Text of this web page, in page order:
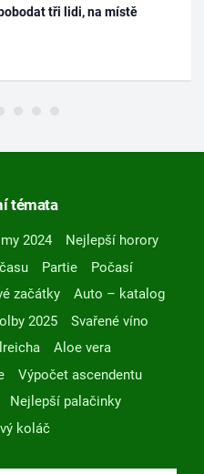
tři lidi, na místě
témata
2024
Nejlepší horory
Partie
Počasí
začátky
Auto – katalog
2025
Svařené víno
Aloe vera
Výpočet ascendentu
Nejlepší palačinky
koláč